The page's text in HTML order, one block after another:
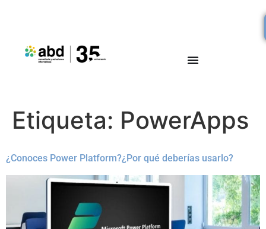
Etiqueta: PowerApps
¿Conoces Power Platform?¿Por qué deberías usarlo?